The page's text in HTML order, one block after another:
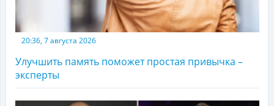
20:36, 7 августа 2026
Улучшить память поможет простая привычка –
эксперты